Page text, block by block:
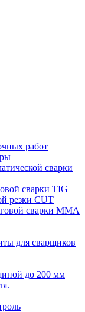
работ
сварки
сварки TIG
резки CUT
сварки MMA
для сварщиков
до 200 мм